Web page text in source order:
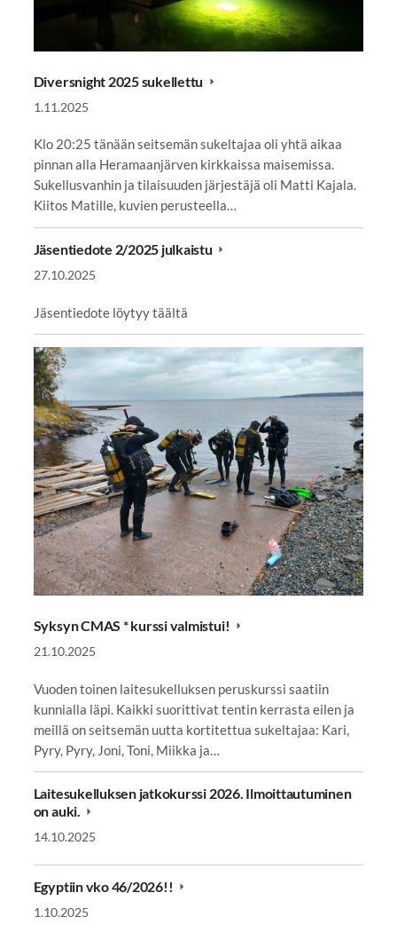
Diversnight 2025 sukellettu
1.11.2025
Klo 20:25 tänään seitsemän sukeltajaa oli yhtä aikaa
pinnan alla Heramaanjärven kirkkaissa maisemissa.
Sukellusvanhin ja tilaisuuden järjestäjä oli Matti Kajala.
Kiitos Matille, kuvien perusteella…
Jäsentiedote 2/2025 julkaistu
27.10.2025
Jäsentiedote löytyy täältä
Syksyn CMAS * kurssi valmistui!
21.10.2025
Vuoden toinen laitesukelluksen peruskurssi saatiin
kunnialla läpi. Kaikki suorittivat tentin kerrasta eilen ja
meillä on seitsemän uutta kortitettua sukeltajaa: Kari,
Pyry, Pyry, Joni, Toni, Miikka ja…
Laitesukelluksen jatkokurssi 2026. Ilmoittautuminen
on auki.
14.10.2025
Egyptiin vko 46/2026!!
1.10.2025